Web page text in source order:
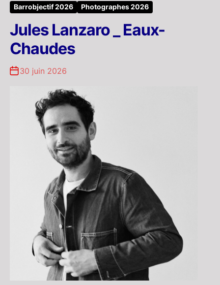
Barrobjectif 2026 Photographes 2026
Jules Lanzaro _ Eaux-
Chaudes
30 juin 2026